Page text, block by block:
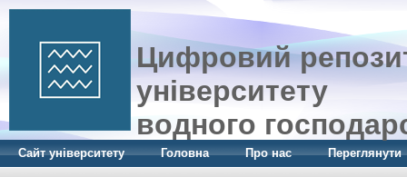
Цифровий
університету
водного
Сайт університету Головна Про нас Переглянути